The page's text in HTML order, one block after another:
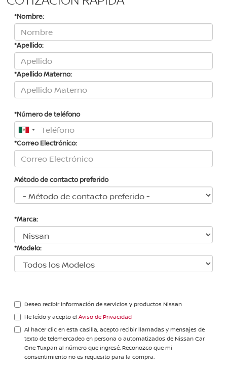
*Nombre:
*Apellido:
*Apellido Materno:
*Número de teléfono
*Correo Electrónico:
Método de contacto preferido
*Marca:
*Modelo:
Deseo recibir información de servicios y productos Nissan
He leído y acepto el Aviso de Privacidad
Al hacer clic en esta casilla, acepto recibir llamadas y mensajes de
texto de telemercadeo en persona o automatizados de Nissan Car
One Tuxpan al número que ingresé. Reconozco que mi
consentimiento no es requesito para la compra.